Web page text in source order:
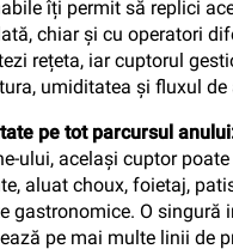
îți permit să replici
chiar și cu operatori
rețeta, iar cuptorul
umiditatea și fluxul de
pe tot parcursul
ului, același cuptor
aluat choux, foietaj,
gastronomice. O singură
pe mai multe linii de